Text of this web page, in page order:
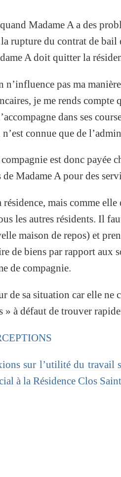
Madame A a des
rupture du contrat de bail
A doit quitter la
n’influence pas ma
je me rends compte
dans ses
connue que de
est donc payée
Madame A pour des
mais comme elle
les autres résidents. Il
maison de repos) et
de biens par rapport aux
de compagnie.
de sa situation car elle ne
» à défaut de trouver
sur l’utilité du travail
à la Résidence Clos